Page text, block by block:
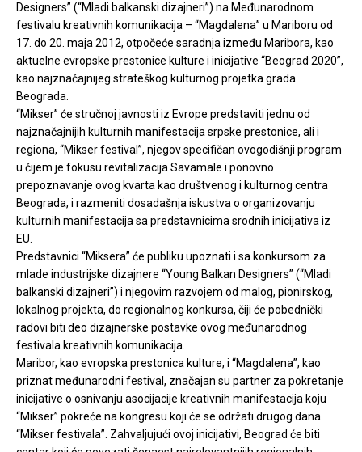
Designers” (“Mladi balkanski dizajneri”) na Međunarodnom
festivalu kreativnih komunikacija – “Magdalena” u Mariboru od
17. do 20. maja 2012, otpočeće saradnja između Maribora, kao
aktuelne evropske prestonice kulture i inicijative “Beograd 2020”,
kao najznačajnijeg strateškog kulturnog projetka grada
Beograda.
“Mikser” će stručnoj javnosti iz Evrope predstaviti jednu od
najznačajnijih kulturnih manifestacija srpske prestonice, ali i
regiona, “Mikser festival”, njegov specifičan ovogodišnji program
u čijem je fokusu revitalizacija Savamale i ponovno
prepoznavanje ovog kvarta kao društvenog i kulturnog centra
Beograda, i razmeniti dosadašnja iskustva o organizovanju
kulturnih manifestacija sa predstavnicima srodnih inicijativa iz
EU.
Predstavnici “Miksera” će publiku upoznati i sa konkursom za
mlade industrijske dizajnere “Young Balkan Designers” (“Mladi
balkanski dizajneri”) i njegovim razvojem od malog, pionirskog,
lokalnog projekta, do regionalnog konkursa, čiji će pobednički
radovi biti deo dizajnerske postavke ovog međunarodnog
festivala kreativnih komunikacija.
Maribor, kao evropska prestonica kulture, i “Magdalena”, kao
priznat međunarodni festival, značajan su partner za pokretanje
inicijative o osnivanju asocijacije kreativnih manifestacija koju
“Mikser” pokreće na kongresu koji će se održati drugog dana
“Mikser festivala”. Zahvaljujući ovoj inicijativi, Beograd će biti